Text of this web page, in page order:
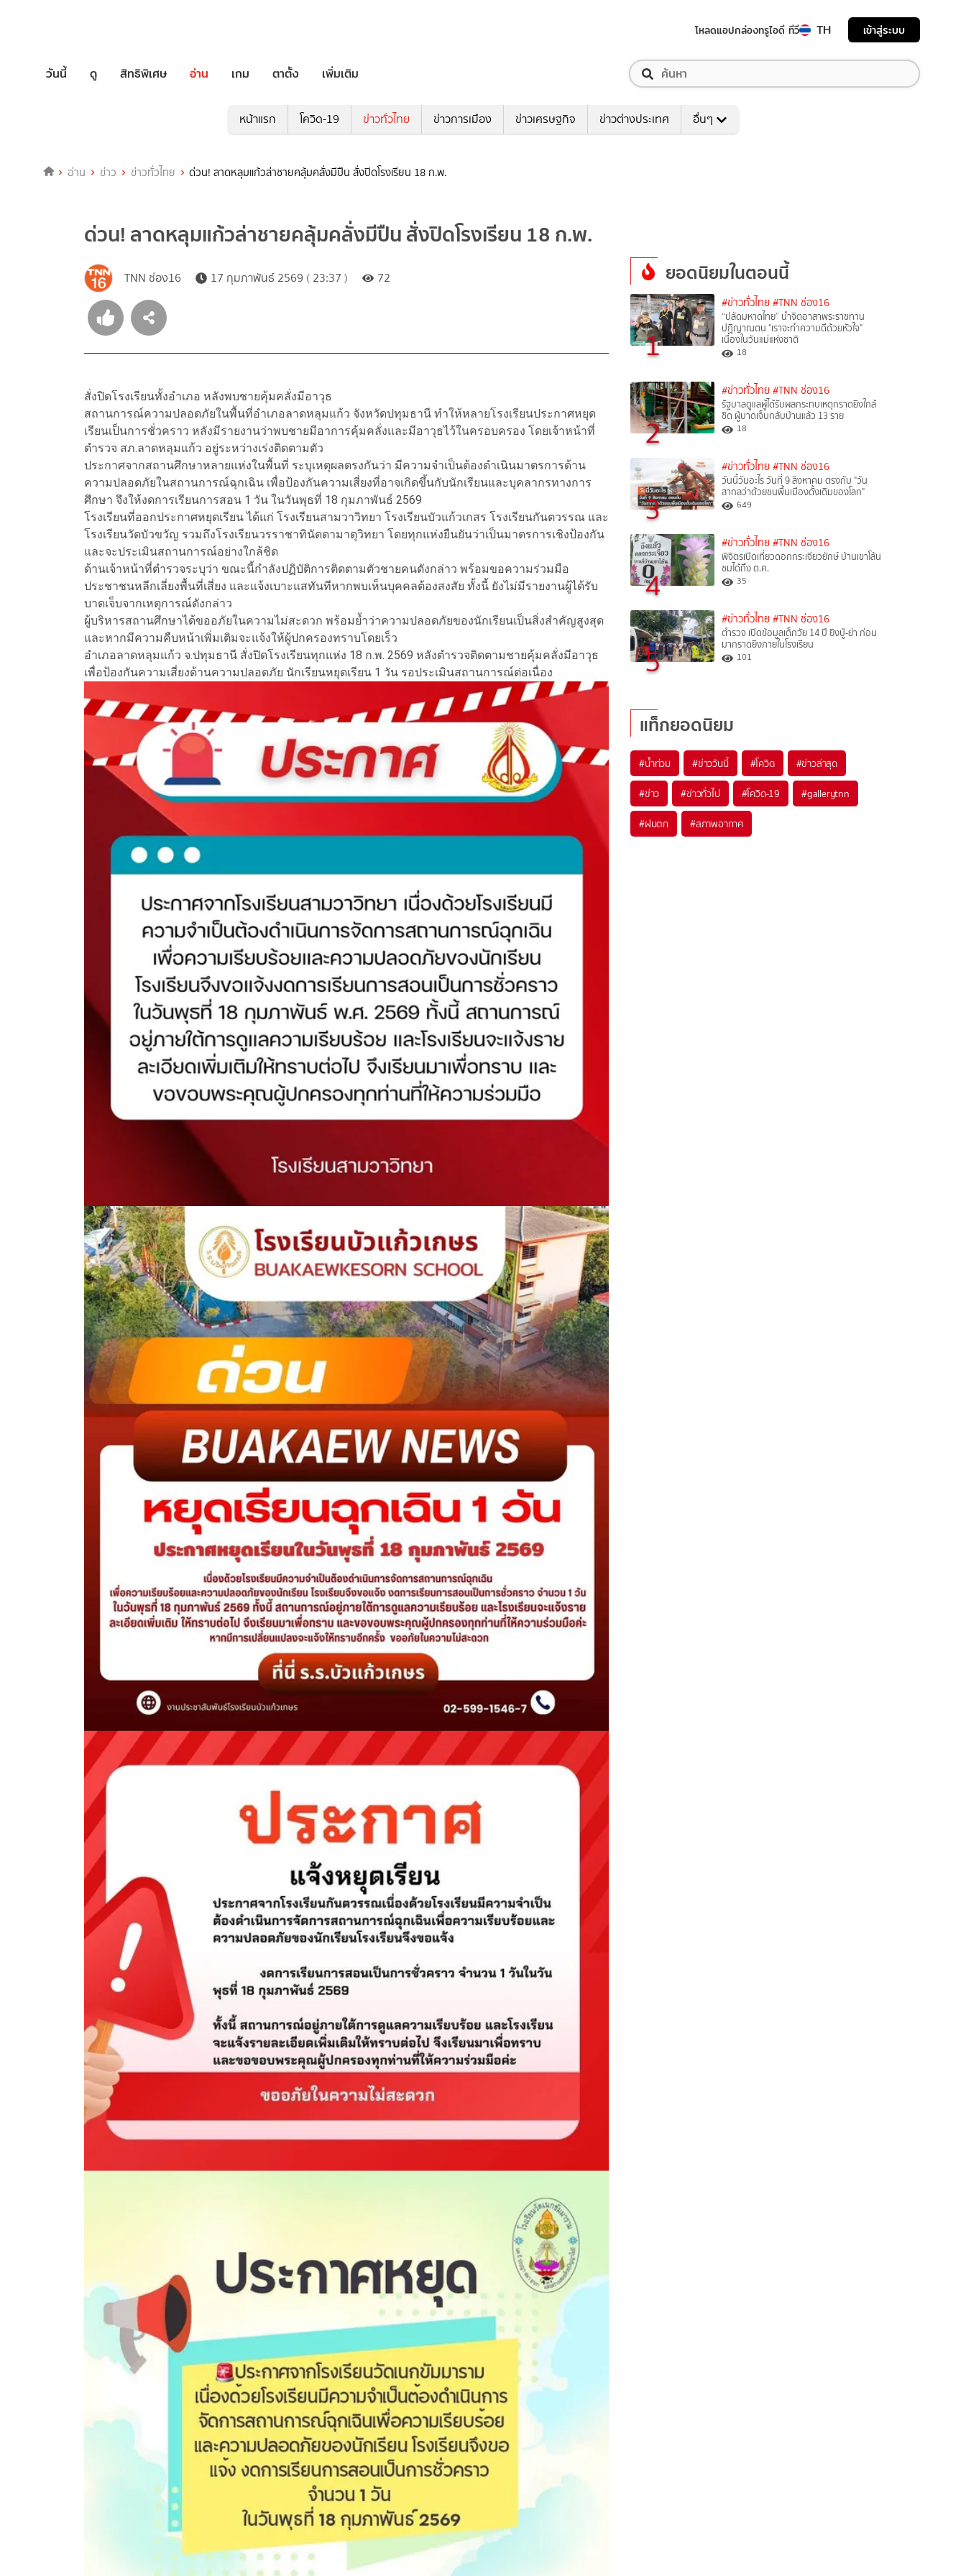
โหลดแอปกล่องทรูไอดี ทีวี TH เข้าสู่ระบบ
วันนี้ ดู สิทธิพิเศษ อ่าน เกม ตาตั้ง เพิ่มเติม
หน้าแรก โควิด-19 ข่าวทั่วไทย ข่าวการเมือง ข่าวเศรษฐกิจ ข่าวต่างประเทศ อื่นๆ
อ่าน ข่าว ข่าวทั่วไทย ด่วน! ลาดหลุมแก้วล่าชายคลุ้มคลั่งมีปืน สั่งปิดโรงเรียน 18 ก.พ.
ด่วน! ลาดหลุมแก้วล่าชายคลุ้มคลั่งมีปืน สั่งปิดโรงเรียน 18 ก.พ.
TNN ช่อง16 17 กุมภาพันธ์ 2569 ( 23:37 ) 72
สั่งปิดโรงเรียนทั้งอำเภอ หลังพบชายคุ้มคลั่งมีอาวุธ
สถานการณ์ความปลอดภัยในพื้นที่อำเภอลาดหลุมแก้ว จังหวัดปทุมธานี ทำให้หลายโรงเรียนประกาศหยุด
เรียนเป็นการชั่วคราว หลังมีรายงานว่าพบชายมีอาการคุ้มคลั่งและมีอาวุธไว้ในครอบครอง โดยเจ้าหน้าที่
ตำรวจ สภ.ลาดหลุมแก้ว อยู่ระหว่างเร่งติดตามตัว
ประกาศจากสถานศึกษาหลายแห่งในพื้นที่ ระบุเหตุผลตรงกันว่า มีความจำเป็นต้องดำเนินมาตรการด้าน
ความปลอดภัยในสถานการณ์ฉุกเฉิน เพื่อป้องกันความเสี่ยงที่อาจเกิดขึ้นกับนักเรียนและบุคลากรทางการ
ศึกษา จึงให้งดการเรียนการสอน 1 วัน ในวันพุธที่ 18 กุมภาพันธ์ 2569
โรงเรียนที่ออกประกาศหยุดเรียน ได้แก่ โรงเรียนสามวาวิทยา โรงเรียนบัวแก้วเกสร โรงเรียนกันตวรรณ และ
โรงเรียนวัดบัวขวัญ รวมถึงโรงเรียนวรราชาทินัดดามาตุวิทยา โดยทุกแห่งยืนยันว่าเป็นมาตรการเชิงป้องกัน
และจะประเมินสถานการณ์อย่างใกล้ชิด
ด้านเจ้าหน้าที่ตำรวจระบุว่า ขณะนี้กำลังปฏิบัติการติดตามตัวชายคนดังกล่าว พร้อมขอความร่วมมือ
ประชาชนหลีกเลี่ยงพื้นที่เสี่ยง และแจ้งเบาะแสทันทีหากพบเห็นบุคคลต้องสงสัย ทั้งนี้ ยังไม่มีรายงานผู้ได้รับ
บาดเจ็บจากเหตุการณ์ดังกล่าว
ผู้บริหารสถานศึกษาได้ขออภัยในความไม่สะดวก พร้อมย้ำว่าความปลอดภัยของนักเรียนเป็นสิ่งสำคัญสูงสุด
และหากมีความคืบหน้าเพิ่มเติมจะแจ้งให้ผู้ปกครองทราบโดยเร็ว
อำเภอลาดหลุมแก้ว จ.ปทุมธานี สั่งปิดโรงเรียนทุกแห่ง 18 ก.พ. 2569 หลังตำรวจติดตามชายคุ้มคลั่งมีอาวุธ
เพื่อป้องกันความเสี่ยงด้านความปลอดภัย นักเรียนหยุดเรียน 1 วัน รอประเมินสถานการณ์ต่อเนื่อง
ยอดนิยมในตอนนี้
1
#ข่าวทั่วไทย #TNN ช่อง16
“ปลัดมหาดไทย” นำจิตอาสาพระราชทาน
ปฏิญาณตน "เราจะทำความดีด้วยหัวใจ"
เนื่องในวันแม่แห่งชาติ
18
2
#ข่าวทั่วไทย #TNN ช่อง16
รัฐบาลดูแลผู้ได้รับผลกระทบเหตุกราดยิงใกล้
ชิด ผู้บาดเจ็บกลับบ้านแล้ว 13 ราย
18
3
#ข่าวทั่วไทย #TNN ช่อง16
วันนี้วันอะไร วันที่ 9 สิงหาคม ตรงกับ "วัน
สากลว่าด้วยชนพื้นเมืองดั้งเดิมของโลก"
649
4
#ข่าวทั่วไทย #TNN ช่อง16
พิจิตรเปิดเที่ยวดอกกระเจียวยักษ์ บ้านเขาโล้น
ชมได้ถึง ต.ค.
35
5
#ข่าวทั่วไทย #TNN ช่อง16
ตำรวจ เปิดข้อมูลเด็กวัย 14 ปี ยิงปู่-ย่า ก่อน
มากราดยิงภายในโรงเรียน
101
แท็กยอดนิยม
#น้ำท่วม #ข่าววันนี้ #โควิด #ข่าวล่าสุด
#ข่าว #ข่าวทั่วไป #โควิด-19 #gallerytnn
#ฝนตก #สภาพอากาศ